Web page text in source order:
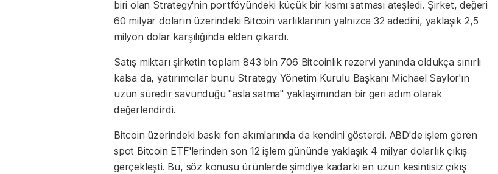
biri olan Strategy'nin portföyündeki küçük bir kısmı satması ateşledi. Şirket, değeri
60 milyar doların üzerindeki Bitcoin varlıklarının yalnızca 32 adedini, yaklaşık 2,5
milyon dolar karşılığında elden çıkardı.
Satış miktarı şirketin toplam 843 bin 706 Bitcoinlik rezervi yanında oldukça sınırlı
kalsa da, yatırımcılar bunu Strategy Yönetim Kurulu Başkanı Michael Saylor'ın
uzun süredir savunduğu "asla satma" yaklaşımından bir geri adım olarak
değerlendirdi.
Bitcoin üzerindeki baskı fon akımlarında da kendini gösterdi. ABD'de işlem gören
spot Bitcoin ETF'lerinden son 12 işlem gününde yaklaşık 4 milyar dolarlık çıkış
gerçekleşti. Bu, söz konusu ürünlerde şimdiye kadarki en uzun kesintisiz çıkış